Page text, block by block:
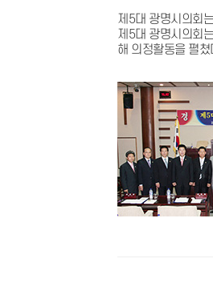
제5대 광명시의회
제5대 광명시의회
해 의정활동을 펼쳤